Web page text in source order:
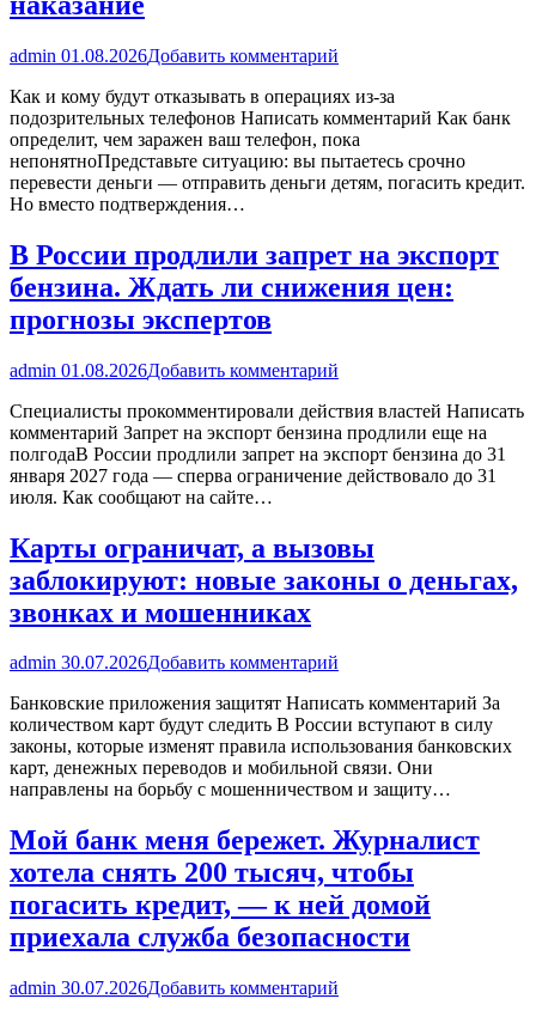
admin 01.08.2026Добавить комментарий
Как и кому будут отказывать в операциях из-за
подозрительных телефонов Написать комментарий Как банк
определит, чем заражен ваш телефон, пока
непонятноПредставьте ситуацию: вы пытаетесь срочно
перевести деньги — отправить деньги детям, погасить кредит.
Но вместо подтверждения…
В России продлили запрет на экспорт
бензина. Ждать ли снижения цен:
прогнозы экспертов
admin 01.08.2026Добавить комментарий
Специалисты прокомментировали действия властей Написать
комментарий Запрет на экспорт бензина продлили еще на
полгодаВ России продлили запрет на экспорт бензина до 31
января 2027 года — сперва ограничение действовало до 31
июля. Как сообщают на сайте…
Карты ограничат, а вызовы
заблокируют: новые законы о деньгах,
звонках и мошенниках
admin 30.07.2026Добавить комментарий
Банковские приложения защитят Написать комментарий За
количеством карт будут следить В России вступают в силу
законы, которые изменят правила использования банковских
карт, денежных переводов и мобильной связи. Они
направлены на борьбу с мошенничеством и защиту…
Мой банк меня бережет. Журналист
хотела снять 200 тысяч, чтобы
погасить кредит, — к ней домой
приехала служба безопасности
admin 30.07.2026Добавить комментарий